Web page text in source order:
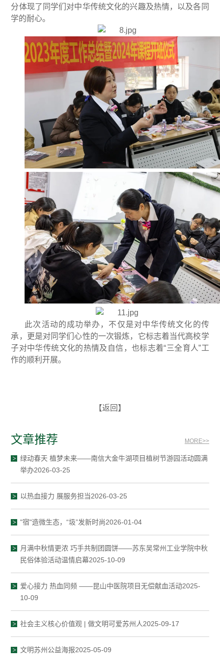
分体现了同学们对中华传统文化的兴趣及热情，以及各同
学的耐心。
此次活动的成功举办，不仅是对中华传统文化的传
承，更是对同学们心性的一次锻炼，它标志着当代高校学
子对中华传统文化的热情及自信，也标志着“三全育人”工
作的顺利开展。
【返回】
文章推荐 MORE>>
绿动春天 植梦未来——南信大金牛湖项目植树节游园活动圆满
举办2026-03-25
以热血接力 展服务担当2026-03-25
"宿"造微生态，“圾”发新时尚2026-01-04
月满中秋情更浓 巧手共制团圆饼——苏东吴常州工业学院中秋
民俗体验活动温情启幕2025-10-09
爱心接力 热血同频 ——昆山中医院项目无偿献血活动2025-
10-09
社会主义核心价值观 | 做文明可爱苏州人2025-09-17
文明苏州公益海报2025-05-09